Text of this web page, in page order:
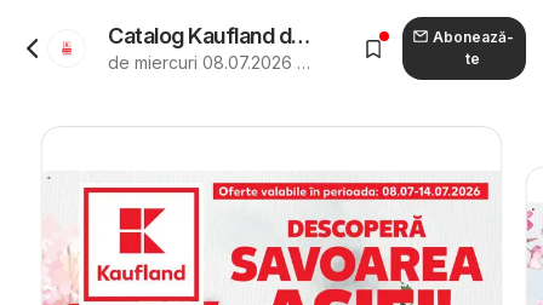
Catalog Kaufland de la 08.07.2026 - Revista "Kaufland Zalau"
de miercuri 08.07.2026 până marți 14.07.2026
Abonează-
te